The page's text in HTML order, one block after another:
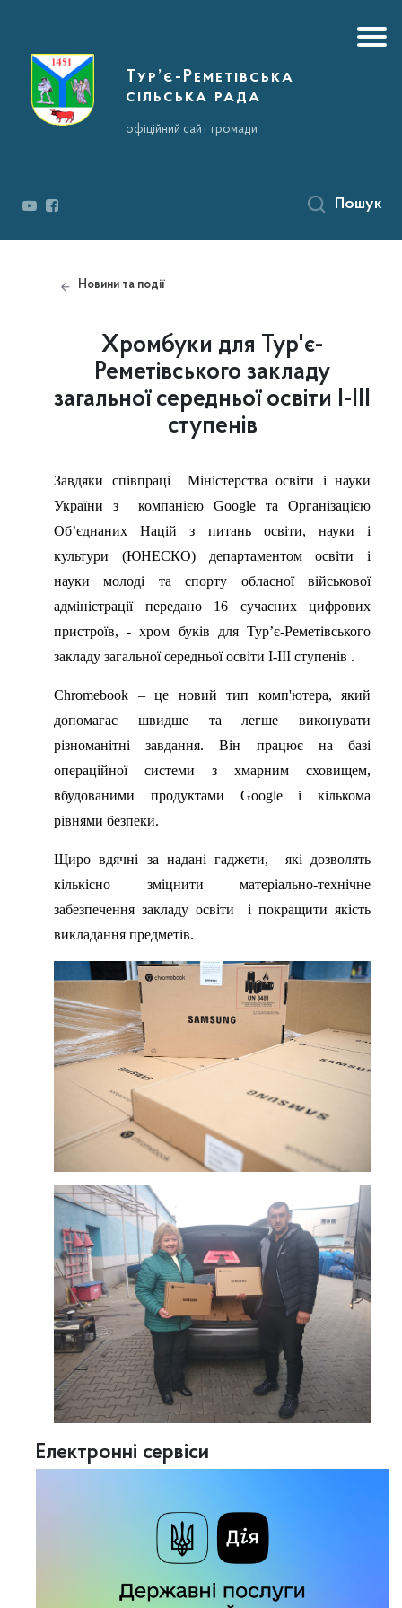
Тур’є-Реметівська
сільська рада
офіційний сайт громади
Пошук
Новини та події
Хромбуки для Тур'є-
Реметівського закладу
загальної середньої освіти І-ІІІ
ступенів
Завдяки співпраці Міністерства освіти і науки
України з компанією Google та Організацією
Об’єднаних Націй з питань освіти, науки і
культури (ЮНЕСКО) департаментом освіти і
науки молоді та спорту обласної військової
адміністрації передано 16 сучасних цифрових
пристроїв, - хром буків для Тур’є-Реметівського
закладу загальної середньої освіти І-ІІІ ступенів .
Chromebook – це новий тип комп'ютера, який
допомагає швидше та легше виконувати
різноманітні завдання. Він працює на базі
операційної системи з хмарним сховищем,
вбудованими продуктами Google і кількома
рівнями безпеки.
Щиро вдячні за надані гаджети, які дозволять
кількісно зміцнити матеріально-технічне
забезпечення закладу освіти і покращити якість
викладання предметів.
Електронні сервіси